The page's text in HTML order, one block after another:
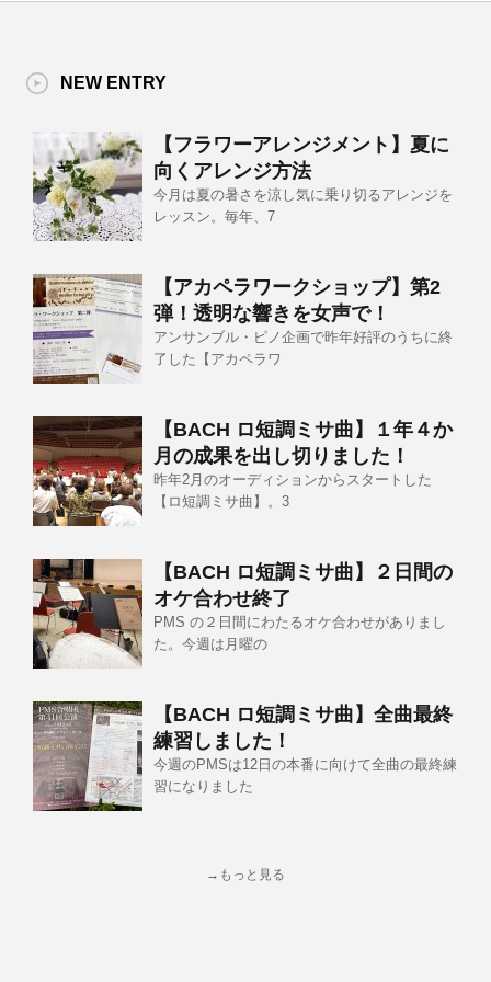
NEW ENTRY
【フラワーアレンジメント】夏に
向くアレンジ方法
今月は夏の暑さを涼し気に乗り切るアレンジを
レッスン。毎年、7
【アカペラワークショップ】第2
弾！透明な響きを女声で！
アンサンブル・ピノ企画で昨年好評のうちに終
了した【アカペラワ
【BACH ロ短調ミサ曲】１年４か
月の成果を出し切りました！
昨年2月のオーディションからスタートした
【ロ短調ミサ曲】。3
【BACH ロ短調ミサ曲】２日間の
オケ合わせ終了
PMS の２日間にわたるオケ合わせがありまし
た。今週は月曜の
【BACH ロ短調ミサ曲】全曲最終
練習しました！
今週のPMSは12日の本番に向けて全曲の最終練
習になりました
→もっと見る